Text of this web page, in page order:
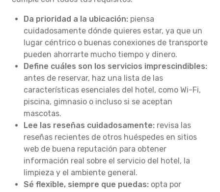
Da prioridad a la ubicación: piensa
cuidadosamente dónde quieres estar, ya que un
lugar céntrico o buenas conexiones de transporte
pueden ahorrarte mucho tiempo y dinero.
Define cuáles son los servicios imprescindibles:
antes de reservar, haz una lista de las
características esenciales del hotel, como Wi-Fi,
piscina, gimnasio o incluso si se aceptan
mascotas.
Lee las reseñas cuidadosamente: revisa las
reseñas recientes de otros huéspedes en sitios
web de buena reputación para obtener
información real sobre el servicio del hotel, la
limpieza y el ambiente general.
Sé flexible, siempre que puedas: opta por